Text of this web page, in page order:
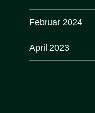
Februar 2024
April 2023